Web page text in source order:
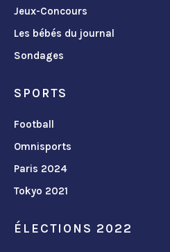
Jeux-Concours
Les bébés du journal
Sondages
SPORTS
Football
Omnisports
Paris 2024
Tokyo 2021
ÉLECTIONS 2022